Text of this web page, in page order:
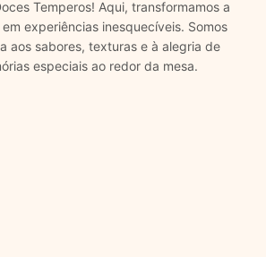
Temperos! Aqui, transformamos a
experiências inesquecíveis. Somos
aos sabores, texturas e à alegria de
especiais ao redor da mesa.